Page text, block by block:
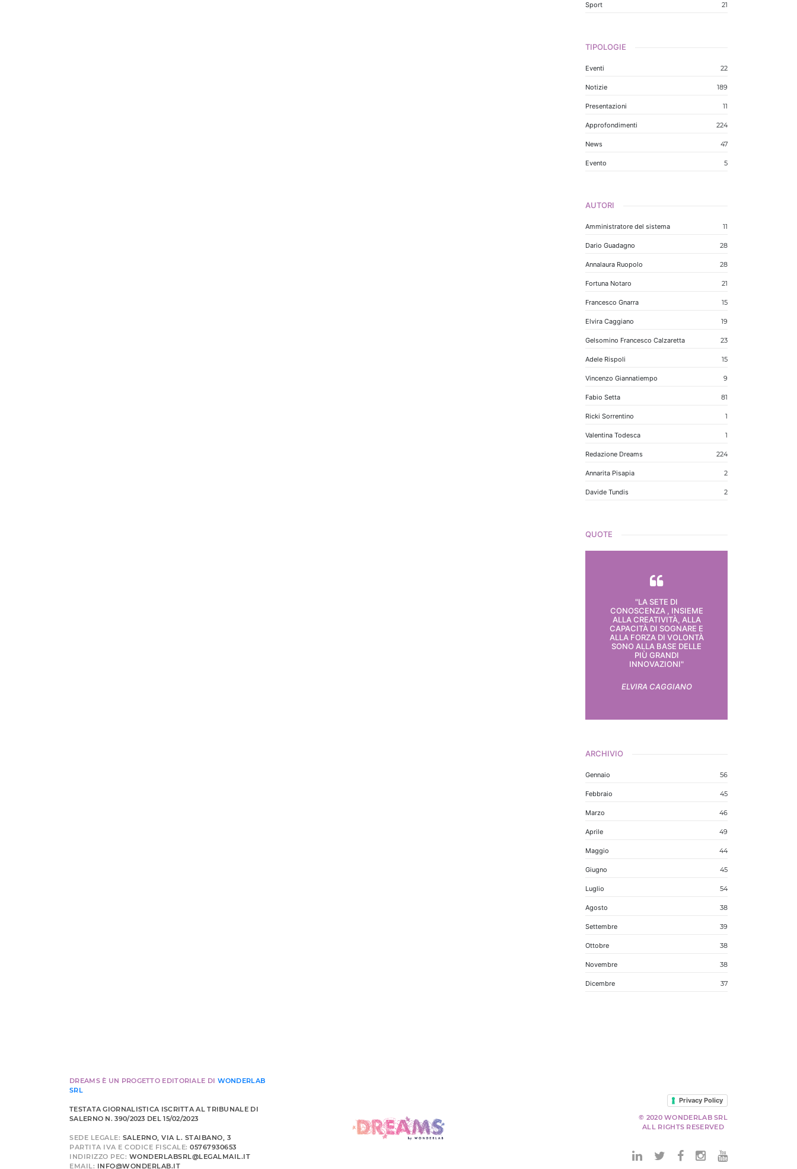
Sport 21
TIPOLOGIE
Eventi 22
Notizie 189
Presentazioni 11
Approfondimenti 224
News 47
Evento 5
AUTORI
Amministratore del sistema 11
Dario Guadagno 28
Annalaura Ruopolo 28
Fortuna Notaro 21
Francesco Gnarra 15
Elvira Caggiano 19
Gelsomino Francesco Calzaretta 23
Adele Rispoli 15
Vincenzo Giannatiempo 9
Fabio Setta 81
Ricki Sorrentino 1
Valentina Todesca 1
Redazione Dreams 224
Annarita Pisapia 2
Davide Tundis 2
QUOTE
"LA SETE DI
CONOSCENZA , INSIEME
ALLA CREATIVITÀ, ALLA
CAPACITÀ DI SOGNARE E
ALLA FORZA DI VOLONTÀ
SONO ALLA BASE DELLE
PIÙ GRANDI
INNOVAZIONI"
ELVIRA CAGGIANO
ARCHIVIO
Gennaio 56
Febbraio 45
Marzo 46
Aprile 49
Maggio 44
Giugno 45
Luglio 54
Agosto 38
Settembre 39
Ottobre 38
Novembre 38
Dicembre 37
DREAMS È UN PROGETTO EDITORIALE DI WONDERLAB
SRL
TESTATA GIORNALISTICA ISCRITTA AL TRIBUNALE DI
SALERNO N. 390/2023 DEL 15/02/2023
SEDE LEGALE: SALERNO, VIA L. STAIBANO, 3
PARTITA IVA E CODICE FISCALE: 05767930653
INDIRIZZO PEC: WONDERLABSRL@LEGALMAIL.IT
EMAIL: INFO@WONDERLAB.IT
Privacy Policy
© 2020 WONDERLAB SRL
ALL RIGHTS RESERVED